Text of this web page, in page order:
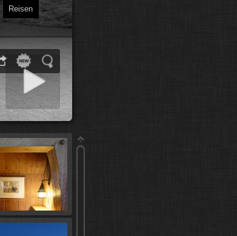
Reisen